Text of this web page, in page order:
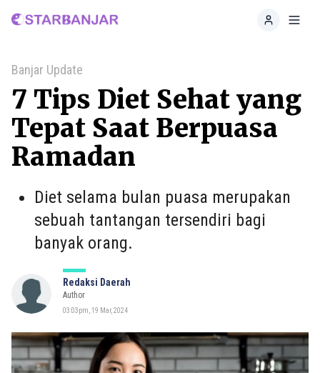
Home
Banjar Update
7 Tips Diet Sehat yang
Tepat Saat Berpuasa
Ramadan
Diet selama bulan puasa merupakan
sebuah tantangan tersendiri bagi
banyak orang.
Redaksi Daerah
Author
03:03pm, 19 Mar, 2024